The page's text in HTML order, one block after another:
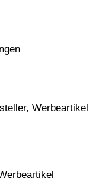
Werbeartikel